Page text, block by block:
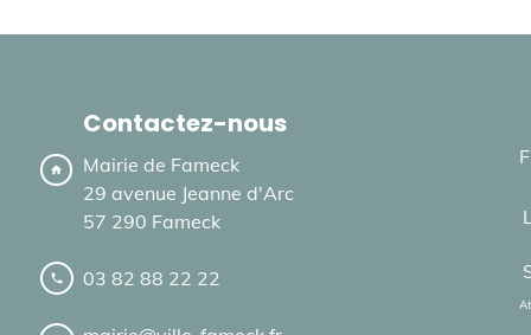
home
Contactez-nous
Mairie de Fameck
29 avenue Jeanne d'Arc
57 290 Fameck
03 82 88 22 22
local_phone